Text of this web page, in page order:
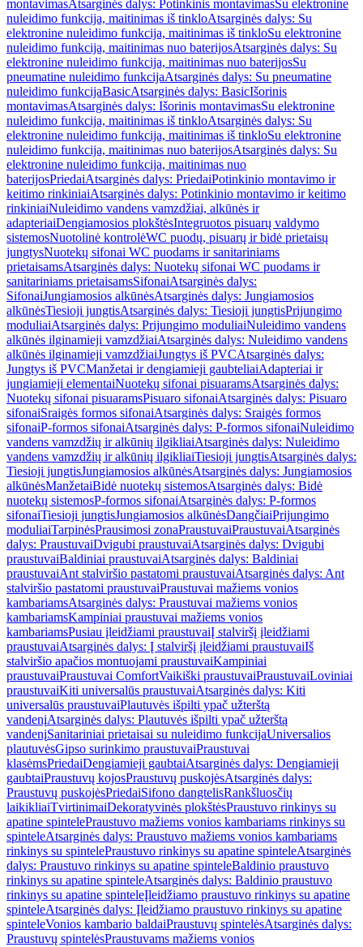
montavimasAtsarginės dalys: Potinkinis montavimasSu elektronine
nuleidimo funkcija, maitinimas iš tinkloAtsarginės dalys: Su
elektronine nuleidimo funkcija, maitinimas iš tinkloSu elektronine
nuleidimo funkcija, maitinimas nuo baterijosAtsarginės dalys: Su
elektronine nuleidimo funkcija, maitinimas nuo baterijosSu
pneumatine nuleidimo funkcijaAtsarginės dalys: Su pneumatine
nuleidimo funkcijaBasicAtsarginės dalys: BasicIšorinis
montavimasAtsarginės dalys: Išorinis montavimasSu elektronine
nuleidimo funkcija, maitinimas iš tinkloAtsarginės dalys: Su
elektronine nuleidimo funkcija, maitinimas iš tinkloSu elektronine
nuleidimo funkcija, maitinimas nuo baterijosAtsarginės dalys: Su
elektronine nuleidimo funkcija, maitinimas nuo
baterijosPriedaiAtsarginės dalys: PriedaiPotinkinio montavimo ir
keitimo rinkiniaiAtsarginės dalys: Potinkinio montavimo ir keitimo
rinkiniaiNuleidimo vandens vamzdžiai, alkūnės ir
adapteriaiDengiamosios plokštėsIntegruotos pisuarų valdymo
sistemosNuotolinė kontrolėWC puodų, pisuarų ir bidė prietaisų
jungtysNuotekų sifonai WC puodams ir sanitariniams
prietaisamsAtsarginės dalys: Nuotekų sifonai WC puodams ir
sanitariniams prietaisamsSifonaiAtsarginės dalys:
SifonaiJungiamosios alkūnėsAtsarginės dalys: Jungiamosios
alkūnėsTiesioji jungtisAtsarginės dalys: Tiesioji jungtisPrijungimo
moduliaiAtsarginės dalys: Prijungimo moduliaiNuleidimo vandens
alkūnės ilginamieji vamzdžiaiAtsarginės dalys: Nuleidimo vandens
alkūnės ilginamieji vamzdžiaiJungtys iš PVCAtsarginės dalys:
Jungtys iš PVCManžetai ir dengiamieji gaubteliaiAdapteriai ir
jungiamieji elementaiNuotekų sifonai pisuaramsAtsarginės dalys:
Nuotekų sifonai pisuaramsPisuaro sifonaiAtsarginės dalys: Pisuaro
sifonaiSraigės formos sifonaiAtsarginės dalys: Sraigės formos
sifonaiP-formos sifonaiAtsarginės dalys: P-formos sifonaiNuleidimo
vandens vamzdžių ir alkūnių ilgikliaiAtsarginės dalys: Nuleidimo
vandens vamzdžių ir alkūnių ilgikliaiTiesioji jungtisAtsarginės dalys:
Tiesioji jungtisJungiamosios alkūnėsAtsarginės dalys: Jungiamosios
alkūnėsManžetaiBidė nuotekų sistemosAtsarginės dalys: Bidė
nuotekų sistemosP-formos sifonaiAtsarginės dalys: P-formos
sifonaiTiesioji jungtisJungiamosios alkūnėsDangčiaiPrijungimo
moduliaiTarpinėsPrausimosi zonaPraustuvaiPraustuvaiAtsarginės
dalys: PraustuvaiDvigubi praustuvaiAtsarginės dalys: Dvigubi
praustuvaiBaldiniai praustuvaiAtsarginės dalys: Baldiniai
praustuvaiAnt stalviršio pastatomi praustuvaiAtsarginės dalys: Ant
stalviršio pastatomi praustuvaiPraustuvai mažiems vonios
kambariamsAtsarginės dalys: Praustuvai mažiems vonios
kambariamsKampiniai praustuvai mažiems vonios
kambariamsPusiau įleidžiami praustuvaiĮ stalviršį įleidžiami
praustuvaiAtsarginės dalys: Į stalviršį įleidžiami praustuvaiIš
stalviršio apačios montuojami praustuvaiKampiniai
praustuvaiPraustuvai ComfortVaikiški praustuvaiPraustuvaiLoviniai
praustuvaiKiti universalūs praustuvaiAtsarginės dalys: Kiti
universalūs praustuvaiPlautuvės išpilti ypač užterštą
vandenįAtsarginės dalys: Plautuvės išpilti ypač užterštą
vandenįSanitariniai prietaisai su nuleidimo funkcijaUniversalios
plautuvėsGipso surinkimo praustuvaiPraustuvai
klasėmsPriedaiDengiamieji gaubtaiAtsarginės dalys: Dengiamieji
gaubtaiPraustuvų kojosPraustuvų puskojėsAtsarginės dalys:
Praustuvų puskojėsPriedaiSifono dangtelisRankšluosčių
laikikliaiTvirtinimaiDekoratyvinės plokštėsPraustuvo rinkinys su
apatine spintelePraustuvo mažiems vonios kambariams rinkinys su
spinteleAtsarginės dalys: Praustuvo mažiems vonios kambariams
rinkinys su spintelePraustuvo rinkinys su apatine spinteleAtsarginės
dalys: Praustuvo rinkinys su apatine spinteleBaldinio praustuvo
rinkinys su apatine spinteleAtsarginės dalys: Baldinio praustuvo
rinkinys su apatine spinteleĮleidžiamo praustuvo rinkinys su apatine
spinteleAtsarginės dalys: Įleidžiamo praustuvo rinkinys su apatine
spinteleVonios kambario baldaiPraustuvų spintelėsAtsarginės dalys:
Praustuvų spintelėsPraustuvams mažiems vonios